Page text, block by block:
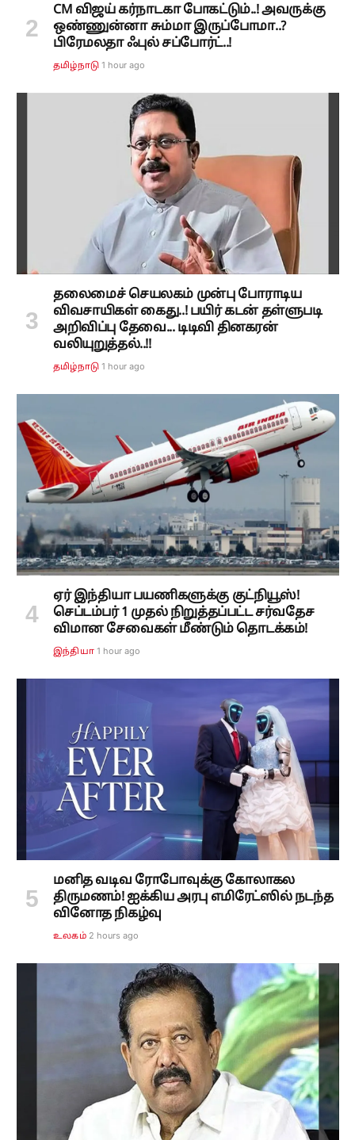
CM விஜய் கர்நாடகா போகட்டும்..! அவருக்கு
ஒண்ணுன்னா சும்மா இருப்போமா..?
பிரேமலதா ஃபுல் சப்போர்ட்..!
தமிழ்நாடு 1 hour ago
தலைமைச் செயலகம் முன்பு போராடிய
விவசாயிகள் கைது..! பயிர் கடன் தள்ளுபடி
அறிவிப்பு தேவை... டிடிவி தினகரன்
வலியுறுத்தல்..!!
தமிழ்நாடு 1 hour ago
ஏர் இந்தியா பயணிகளுக்கு குட்நியூஸ்!
செப்டம்பர் 1 முதல் நிறுத்தப்பட்ட சர்வதேச
விமான சேவைகள் மீண்டும் தொடக்கம்!
இந்தியா 1 hour ago
மனித வடிவ ரோபோவுக்கு கோலாகல
திருமணம்! ஐக்கிய அரபு எமிரேட்ஸில் நடந்த
வினோத நிகழ்வு
உலகம் 2 hours ago